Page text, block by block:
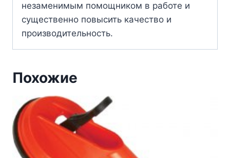
незаменимым помощником в работе и
существенно повысить качество и
производительность.
Похожие